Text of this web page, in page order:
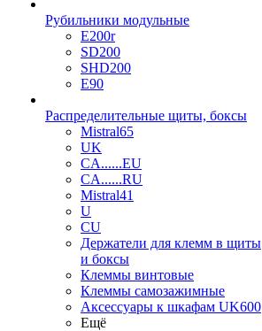
Рубильники модульные
E200r
SD200
SHD200
E90
Распределительные щиты, боксы
Mistral65
UK
CA......EU
CA......RU
Mistral41
U
CU
Держатели для клемм в щиты
и боксы
Клеммы винтовые
Клеммы самозажимные
Аксессуары к шкафам UK600
Ещё